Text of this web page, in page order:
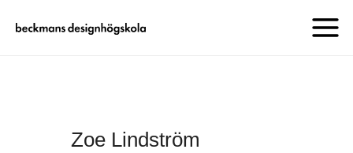
Zoe Lindström